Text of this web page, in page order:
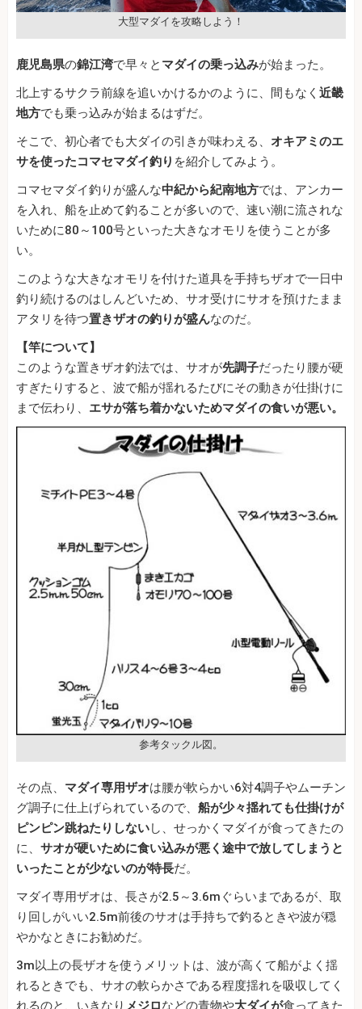
大型マダイを攻略しよう！
鹿児島県の錦江湾で早々と マダイの乗っ込みが始まった。
北上するサクラ前線を追いかけるかのように、間もなく 近畿
地方でも乗っ込みが始まるはずだ。
そこで、初心者でも大ダイの引きが味わえる、 オキアミのエ
サを使ったコマセマダイ釣り を紹介してみよう。
コマセマダイ釣りが盛んな中紀から紀南地方では、アンカー
を入れ、船を止めて釣ることが多いので、速い潮に流されな
いために80～100号といった大きなオモリを使うことが多
い。
このような大きなオモリを付けた道具を手持ちザオで一日中
釣り続けるのはしんどいため、サオ受けにサオを預けたまま
アタリを待つ置きザオの釣りが盛んなのだ。
【竿について】
このような置きザオ釣法では、サオが先調子だったり腰が硬
すぎたりすると、波で船が揺れるたびにその動きが仕掛けに
まで伝わり、 エサが落ち着かないためマダイの食いが悪い。
参考タックル図。
その点、 マダイ専用ザオは腰が軟らかい6対4調子やムーチン
グ調子に仕上げられているので、 船が少々揺れても仕掛けが
ピンピン跳ねたりしないし、せっかくマダイが食ってきたの
に、 サオが硬いために食い込みが悪く途中で放してしまうと
いったことが少ないのが特長だ。
マダイ専用ザオは、長さが2.5～3.6mぐらいまであるが、取
り回しがいい2.5m前後のサオは手持ちで釣るときや波が穏
やかなときにお勧めだ。
3m以上の長ザオを使うメリットは、波が高くて船がよく揺
れるときでも、サオの軟らかさである程度揺れを吸収してく
れるのと、いきなり メジロなどの青物や大ダイが食ってきた